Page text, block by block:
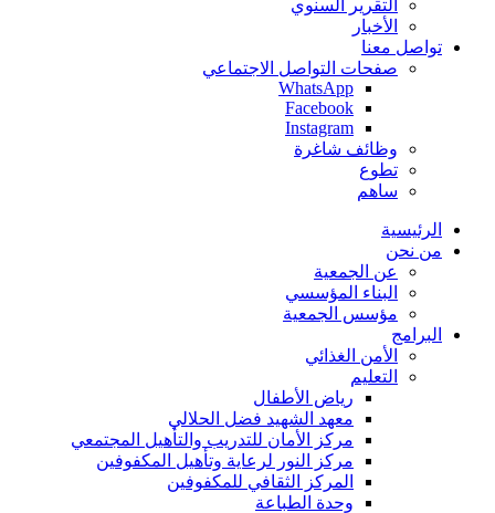
التقرير السنوي
الأخبار
تواصل معنا
صفحات التواصل الاجتماعي
WhatsApp
Facebook
Instagram
وظائف شاغرة
تطوع
ساهم
الرئيسية
من نحن
عن الجمعية
البناء المؤسسي
مؤسس الجمعية
البرامج
الأمن الغذائي
التعليم
رياض الأطفال
معهد الشهيد فضل الحلالي
مركز الأمان للتدريب والتأهيل المجتمعي
مركز النور لرعاية وتأهيل المكفوفين
المركز الثقافي للمكفوفين
وحدة الطباعة